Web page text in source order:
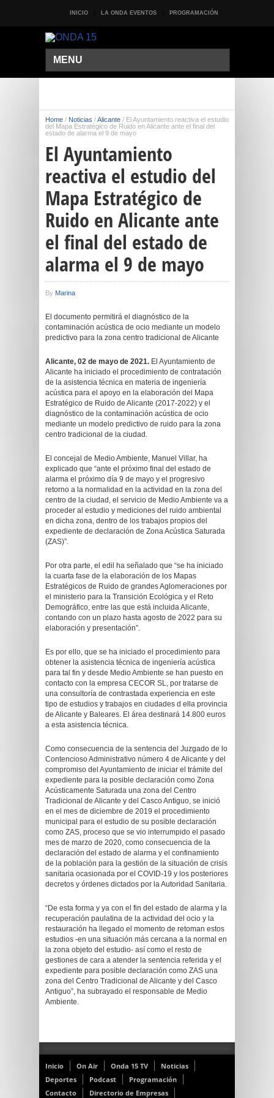
INICIO LA ONDA EVENTOS PROGRAMACIÓN
MENU
Home / Noticias /Alicante / El Ayuntamiento reactiva el estudio
del Mapa Estratégico de Ruido en Alicante ante el final del
estado de alarma el 9 de mayo
El Ayuntamiento
reactiva el estudio del
Mapa Estratégico de
Ruido en Alicante ante
el final del estado de
alarma el 9 de mayo
By Marina
El documento permitirá el diagnóstico de la
contaminación acústica de ocio mediante un modelo
predictivo para la zona centro tradicional de Alicante
Alicante, 02 de mayo de 2021. El Ayuntamiento de
Alicante ha iniciado el procedimiento de contratación
de la asistencia técnica en materia de ingeniería
acústica para el apoyo en la elaboración del Mapa
Estratégico de Ruido de Alicante (2017-2022) y el
diagnóstico de la contaminación acústica de ocio
mediante un modelo predictivo de ruido para la zona
centro tradicional de la ciudad.
El concejal de Medio Ambiente, Manuel Villar, ha
explicado que “ante el próximo final del estado de
alarma el próximo día 9 de mayo y el progresivo
retorno a la normalidad en la actividad en la zona del
centro de la ciudad, el servicio de Medio Ambiente va a
proceder al estudio y mediciones del ruido ambiental
en dicha zona, dentro de los trabajos propios del
expediente de declaración de Zona Acústica Saturada
(ZAS)”.
Por otra parte, el edil ha señalado que “se ha iniciado
la cuarta fase de la elaboración de los Mapas
Estratégicos de Ruido de grandes Aglomeraciones por
el ministerio para la Transición Ecológica y el Reto
Demográfico, entre las que está incluida Alicante,
contando con un plazo hasta agosto de 2022 para su
elaboración y presentación”.
Es por ello, que se ha iniciado el procedimiento para
obtener la asistencia técnica de ingeniería acústica
para tal fin y desde Medio Ambiente se han puesto en
contacto con la empresa CECOR SL, por tratarse de
una consultoría de contrastada experiencia en este
tipo de estudios y trabajos en ciudades d ella provincia
de Alicante y Baleares. El área destinará 14.800 euros
a esta asistencia técnica.
Como consecuencia de la sentencia del Juzgado de lo
Contencioso Administrativo número 4 de Alicante y del
compromiso del Ayuntamiento de iniciar el trámite del
expediente para la posible declaración como Zona
Acústicamente Saturada una zona del Centro
Tradicional de Alicante y del Casco Antiguo, se inició
en el mes de diciembre de 2019 el procedimiento
municipal para el estudio de su posible declaración
como ZAS, proceso que se vio interrumpido el pasado
mes de marzo de 2020, como consecuencia de la
declaración del estado de alarma y el confinamiento
de la población para la gestión de la situación de crisis
sanitaria ocasionada por el COVID-19 y los posteriores
decretos y órdenes dictados por la Autoridad Sanitaria.
“De esta forma y ya con el fin del estado de alarma y la
recuperación paulatina de la actividad del ocio y la
restauración ha llegado el momento de retoman estos
estudios -en una situación más cercana a la normal en
la zona objeto del estudio- así como el resto de
gestiones de cara a atender la sentencia referida y el
expediente para posible declaración como ZAS una
zona del Centro Tradicional de Alicante y del Casco
Antiguo”, ha subrayado el responsable de Medio
Ambiente.
Inicio On Air Onda 15 TV
Noticias
Deportes
Podcast
Programación
Contacto
Directorio de Empresas